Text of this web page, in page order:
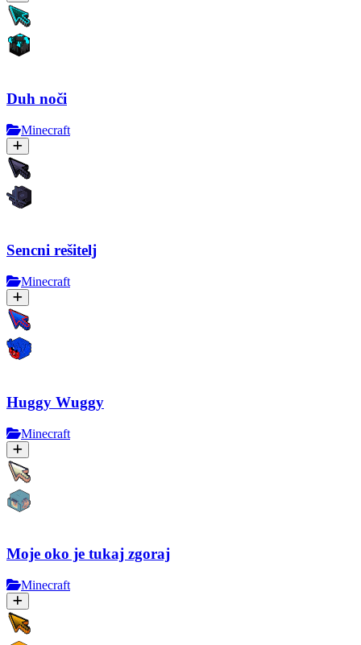
Duh noči
Minecraft
Sencni rešitelj
Minecraft
Huggy Wuggy
Minecraft
Moje oko je tukaj zgoraj
Minecraft